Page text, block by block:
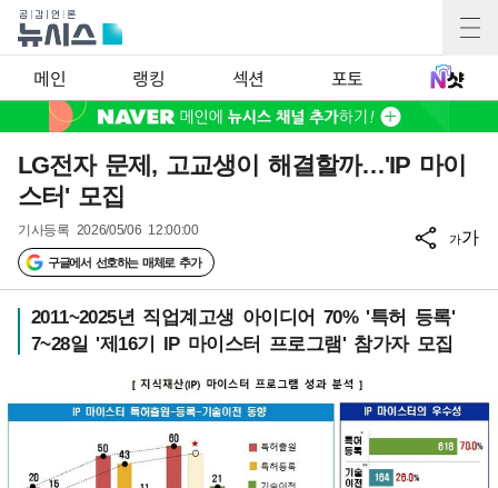
메인 랭킹 섹션 포토
LG전자 문제, 고교생이 해결할까…'IP 마이
스터' 모집
기사등록 2026/05/06 12:00:00
구글에서 선호하는 매체로 추가
가가
2011~2025년 직업계고생 아이디어 70% '특허 등록'
7~28일 '제16기 IP 마이스터 프로그램' 참가자 모집